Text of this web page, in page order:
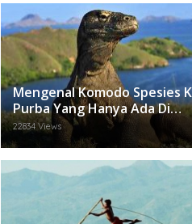
Mengenal Komodo Spesies
Purba Yang Hanya Ada Di
Indonesia.
22834 Views